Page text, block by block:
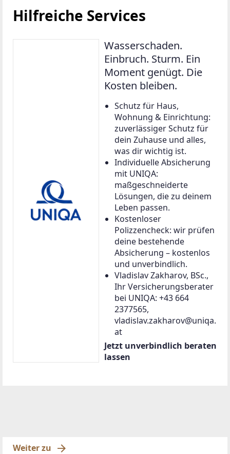
Hilfreiche Services
Wasserschaden.
Einbruch. Sturm. Ein
Moment genügt. Die
Kosten bleiben.
Schutz für Haus,
Wohnung & Einrichtung:
zuverlässiger Schutz für
dein Zuhause und alles,
was dir wichtig ist.
Individuelle Absicherung
mit UNIQA:
maßgeschneiderte
Lösungen, die zu deinem
Leben passen.
Kostenloser
Polizzencheck: wir prüfen
deine bestehende
Absicherung – kostenlos
und unverbindlich.
Vladislav Zakharov, BSc.,
Ihr Versicherungsberater
bei UNIQA: +43 664
2377565,
vladislav.zakharov@uniqa.
at
Jetzt unverbindlich beraten
lassen
Weiter zu